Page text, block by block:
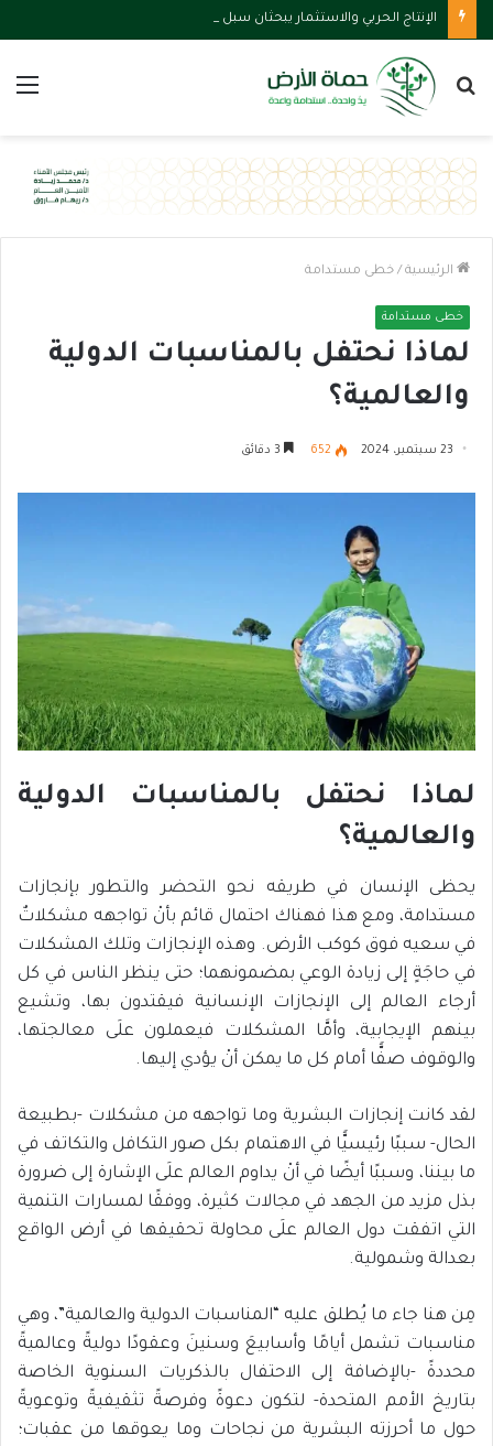
بحث
الرئيسية / خطى مستدامة
خطى مستدامة
لماذا نحتفل بالمناسبات الدولية
والعالمية؟
23 سبتمبر، 2024 652
لماذا نحتفل بالمناسبات الدولية
والعالمية؟
يحظى الإنسان في طريقه نحو التحضر والتطور بإنجازات
مستدامة، ومع هذا فهناك احتمال قائم بأنْ تواجهه مشكلاتٌ
في سعيه فوق كوكب الأرض. وهذه الإنجازات وتلك المشكلات
في حاجَةٍ إلى زيادة الوعي بمضمونهما؛ حتى ينظر الناس في كل
أرجاء العالم إلى الإنجازات الإنسانية فيقتدون بها، وتشيع
بينهم الإيجابية، وأمَّا المشكلات فيعملون علَى معالجتها،
والوقوف صفًّا أمام كل ما يمكن أنْ يؤدي إليها.
لقد كانت إنجازات البشرية وما تواجهه من مشكلات -بطبيعة
الحال- سببًا رئيسيًّا في الاهتمام بكل صور التكافل والتكاتف في
ما بيننا، وسببًا أيضًا في أنْ يداوم العالم علَى الإشارة إلى ضرورة
بذل مزيد من الجهد في مجالات كثيرة، ووفقًا لمسارات التنمية
التي اتفقت دول العالم علَى محاولة تحقيقها في أرض الواقع
بعدالة وشمولية.
مِن هنا جاء ما يُطلق عليه “المناسبات الدولية والعالمية”، وهي
مناسبات تشمل أيامًا وأسابيعَ وسنينَ وعقودًا دوليةً وعالميةً
محددةً -بالإضافة إلى الاحتفال بالذكريات السنوية الخاصة
بتاريخ الأمم المتحدة- لتكون دعوةً وفرصةً تثقيفيةً وتوعويةً
حول ما أحرزته البشرية من نجاحات وما يعوقها من عقبات؛